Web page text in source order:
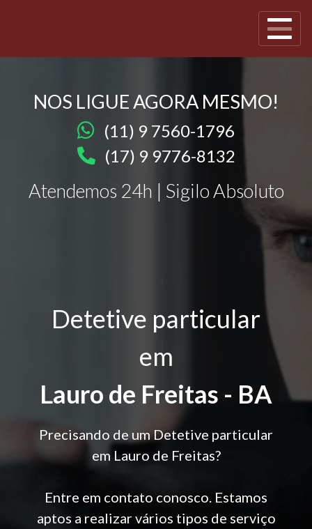
NOS LIGUE AGORA MESMO!
(11) 9 7560-1796
(17) 9 9776-8132
Atendemos 24h | Sigilo Absoluto
Detetive particular
em
Lauro de Freitas - BA
Precisando de um Detetive particular
em Lauro de Freitas?
Entre em contato conosco. Estamos
aptos a realizar vários tipos de serviço